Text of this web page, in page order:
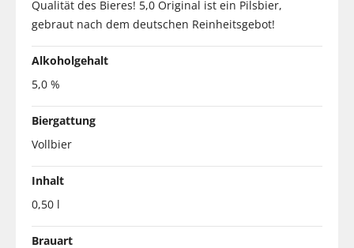
Qualität des Bieres! 5,0 Original ist ein Pilsbier,
gebraut nach dem deutschen Reinheitsgebot!
Alkoholgehalt
5,0 %
Biergattung
Vollbier
Inhalt
0,50 l
Brauart